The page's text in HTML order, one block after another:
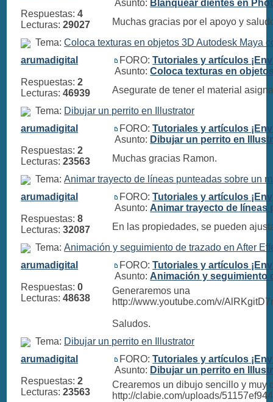
Respuestas:4
Lecturas:29027
Asunto: Blanquear dientes en
Muchas gracias por el apoyo y
Tema:Coloca texturas en objetos 3D Autodesk Maya
arumadigital
Respuestas:2
Lecturas:46939
FORO:Tutoriales y artículos
Asunto:Coloca texturas en
Asegurate de tener el material
Tema: Dibujar un perrito en Illustrator
arumadigital
Respuestas:2
Lecturas:23563
FORO:Tutoriales y artículos
Asunto: Dibujar un perrito en
Muchas gracias Ramon.
Tema:Animar trayecto de líneas punteadas sobre un
arumadigital
Respuestas:8
Lecturas:32087
FORO:Tutoriales y artículos
Asunto: Animar trayecto de líneas
En las propiedades, se pueden
Tema:Animación y seguimiento de trazado en After
arumadigital
Respuestas:0
Lecturas:48638
FORO:Tutoriales y artículos
Asunto: Animación y seguimiento
Generaremos una
http://www.youtube.com/v/
Saludos.
Tema: Dibujar un perrito en Illustrator
arumadigital
Respuestas:2
Lecturas:23563
FORO:Tutoriales y artículos
Asunto: Dibujar un perrito en
Crearemos un dibujo sencillo y muy
http://clabie.com/uploads/